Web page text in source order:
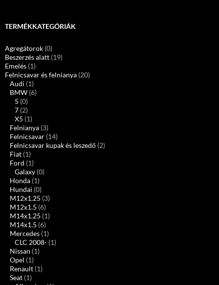
TERMÉKKATEGÓRIÁK
Agregátorok (0)
Beszerzés alatt (19)
Emelés (1)
Felnicsavar és felnianya (20)
Audi (1)
BMW (6)
5 (0)
7 (2)
X5 (1)
Felnianya (3)
Felnicsavar (14)
Felnicsavar kupak és leszedő (2)
Fiat (1)
Ford (1)
Galaxy (0)
Honda (1)
Hundai (0)
M12x1.25 (3)
M12x1.5 (6)
M14x1.25 (1)
M14x1.5 (6)
Mercedes (1)
CLC 2008- (1)
Nissan (1)
Opel (1)
Renault (1)
Seat (1)